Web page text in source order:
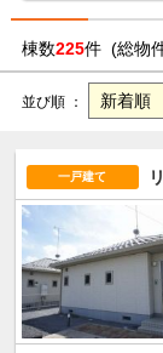
棟数225件 (総物
並び順 ：
一戸建て